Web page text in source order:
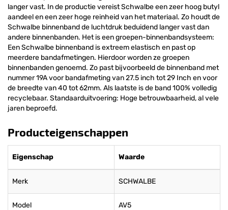
langer vast. In de productie vereist Schwalbe een zeer hoog butyl
aandeel en een zeer hoge reinheid van het materiaal. Zo houdt de
Schwalbe binnenband de luchtdruk beduidend langer vast dan
andere binnenbanden. Het is een groepen-binnenbandsysteem:
Een Schwalbe binnenband is extreem elastisch en past op
meerdere bandafmetingen. Hierdoor worden ze groepen
binnenbanden genoemd. Zo past bijvoorbeeld de binnenband met
nummer 19A voor bandafmeting van 27.5 inch tot 29 Inch en voor
de breedte van 40 tot 62mm. Als laatste is de band 100% volledig
recyclebaar. Standaarduitvoering: Hoge betrouwbaarheid, al vele
jaren beproefd.
Producteigenschappen
Eigenschap Waarde
Merk SCHWALBE
Model AV5